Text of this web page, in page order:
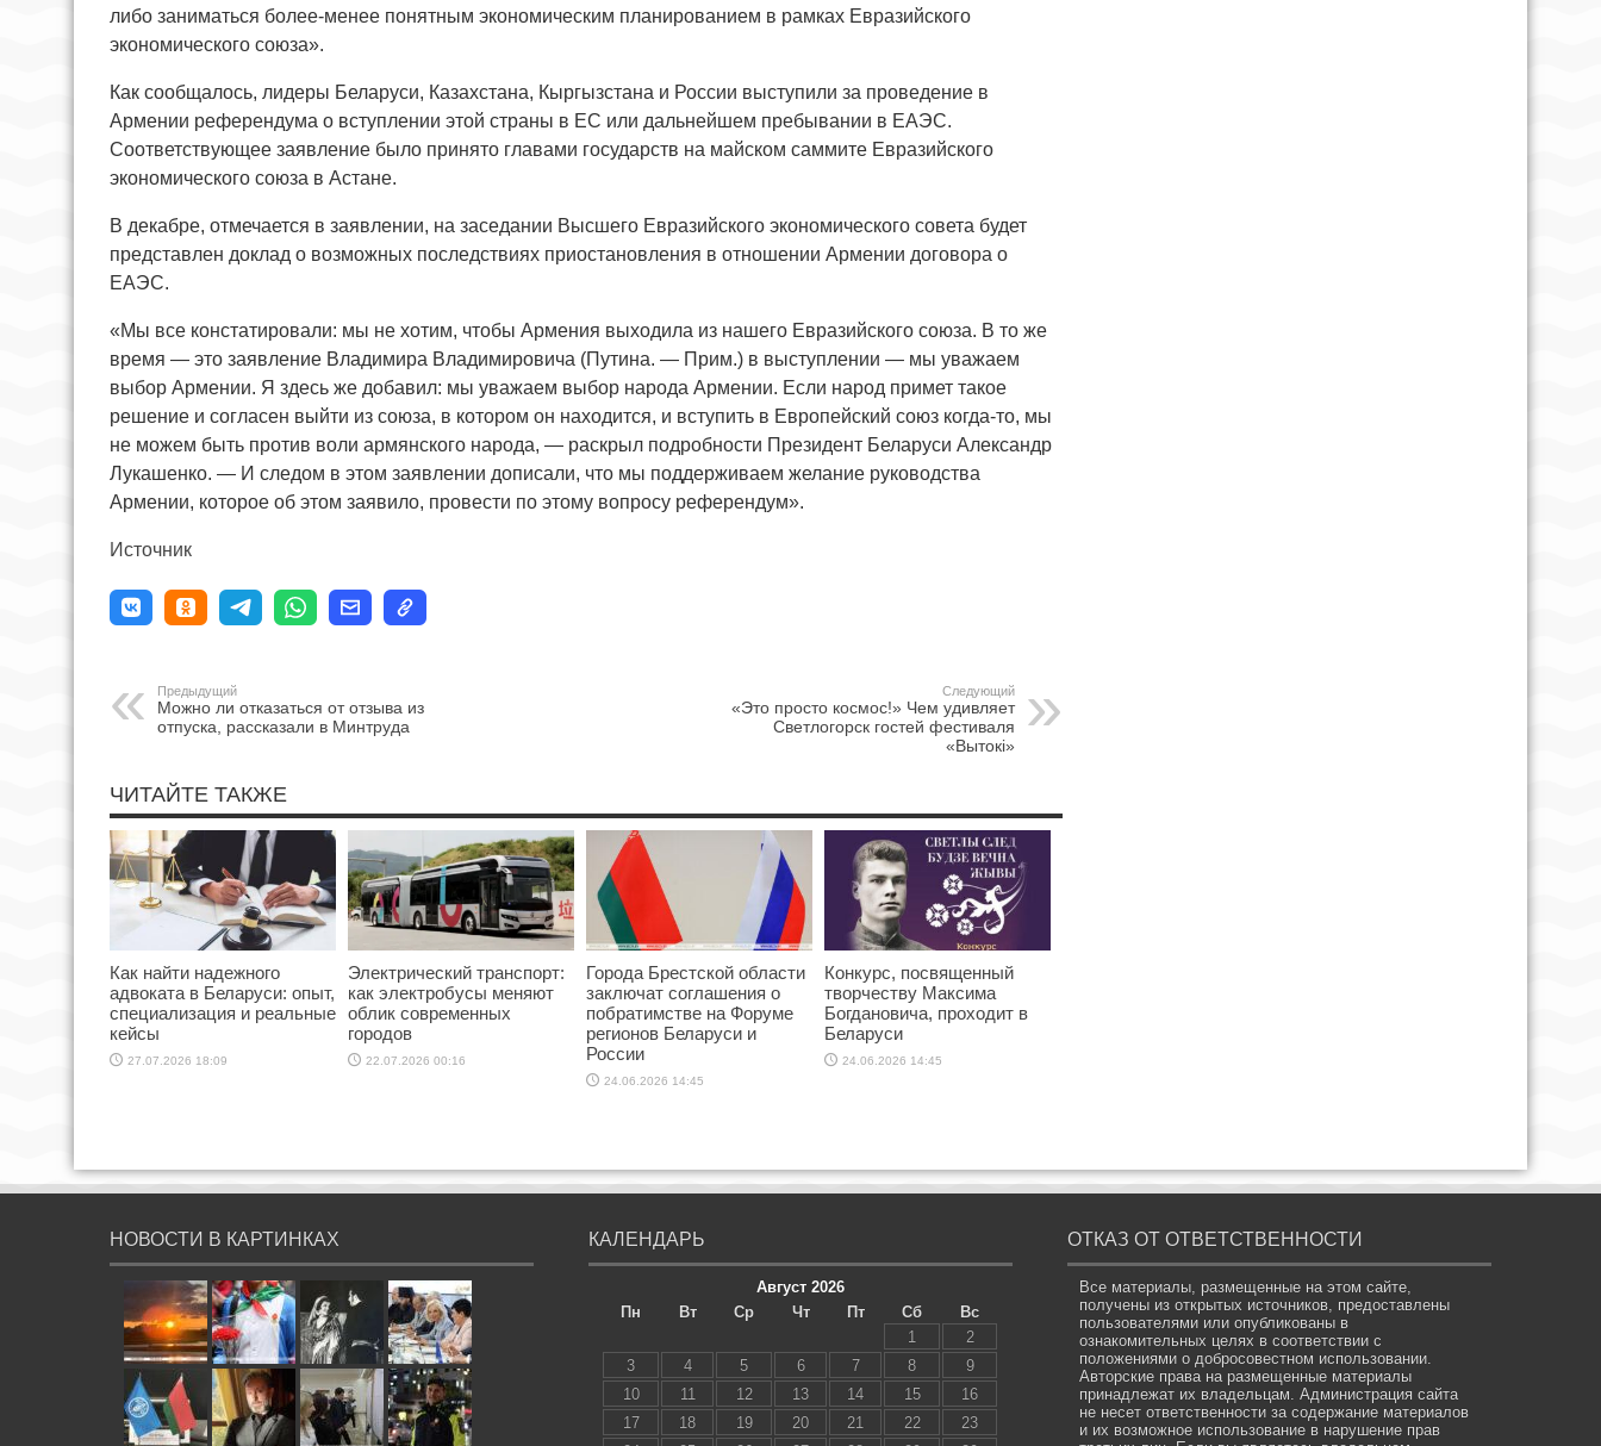
либо заниматься более-менее понятным экономическим планированием в рамках Евразийского
экономического союза».
Как сообщалось, лидеры Беларуси, Казахстана, Кыргызстана и России выступили за проведение в
Армении референдума о вступлении этой страны в ЕС или дальнейшем пребывании в ЕАЭС.
Соответствующее заявление было принято главами государств на майском саммите Евразийского
экономического союза в Астане.
В декабре, отмечается в заявлении, на заседании Высшего Евразийского экономического совета будет
представлен доклад о возможных последствиях приостановления в отношении Армении договора о
ЕАЭС.
«Мы все констатировали: мы не хотим, чтобы Армения выходила из нашего Евразийского союза. В то же
время — это заявление Владимира Владимировича (Путина. — Прим.) в выступлении — мы уважаем
выбор Армении. Я здесь же добавил: мы уважаем выбор народа Армении. Если народ примет такое
решение и согласен выйти из союза, в котором он находится, и вступить в Европейский союз когда-то, мы
не можем быть против воли армянского народа, — раскрыл подробности Президент Беларуси Александр
Лукашенко. — И следом в этом заявлении дописали, что мы поддерживаем желание руководства
Армении, которое об этом заявило, провести по этому вопросу референдум».
Источник
Предыдущий
Можно ли отказаться от отзыва из
отпуска, рассказали в Минтруда
Следующий
«Это просто космос!» Чем удивляет
Светлогорск гостей фестиваля
«Вытокi»
ЧИТАЙТЕ ТАКЖЕ
Как найти надежного
адвоката в Беларуси: опыт,
специализация и реальные
кейсы
27.07.2026 18:09
Электрический транспорт:
как электробусы меняют
облик современных
городов
22.07.2026 00:16
Города Брестской области
заключат соглашения о
побратимстве на Форуме
регионов Беларуси и
России
24.06.2026 14:45
Конкурс, посвященный
творчеству Максима
Богдановича, проходит в
Беларуси
24.06.2026 14:45
НОВОСТИ В КАРТИНКАХ КАЛЕНДАРЬ
Август 2026
Пн
Вт Ср Чт Пт Сб
Вс
1
2
3
4 5 6 7 8
9
10
11 12 13 14 15
16
17
18 19 20 21 22
23
ОТКАЗ ОТ ОТВЕТСТВЕННОСТИ
Все материалы, размещенные на этом сайте,
получены из открытых источников, предоставлены
пользователями или опубликованы в
ознакомительных целях в соответствии с
положениями о добросовестном использовании.
Авторские права на размещенные материалы
принадлежат их владельцам. Администрация сайта
не несет ответственности за содержание материалов
и их возможное использование в нарушение прав